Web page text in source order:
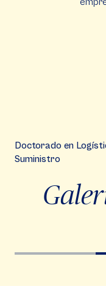
Doctorado en
Suministro